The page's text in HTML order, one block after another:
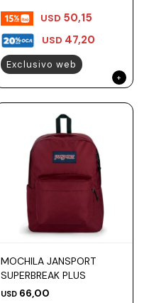
USD 47,20
USD 50,15
Exclusivo web
MOCHILA JANSPORT
SUPERBREAK PLUS
USD 66,00